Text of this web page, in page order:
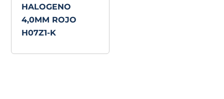
HALOGENO
4,0MM ROJO
H07Z1-K